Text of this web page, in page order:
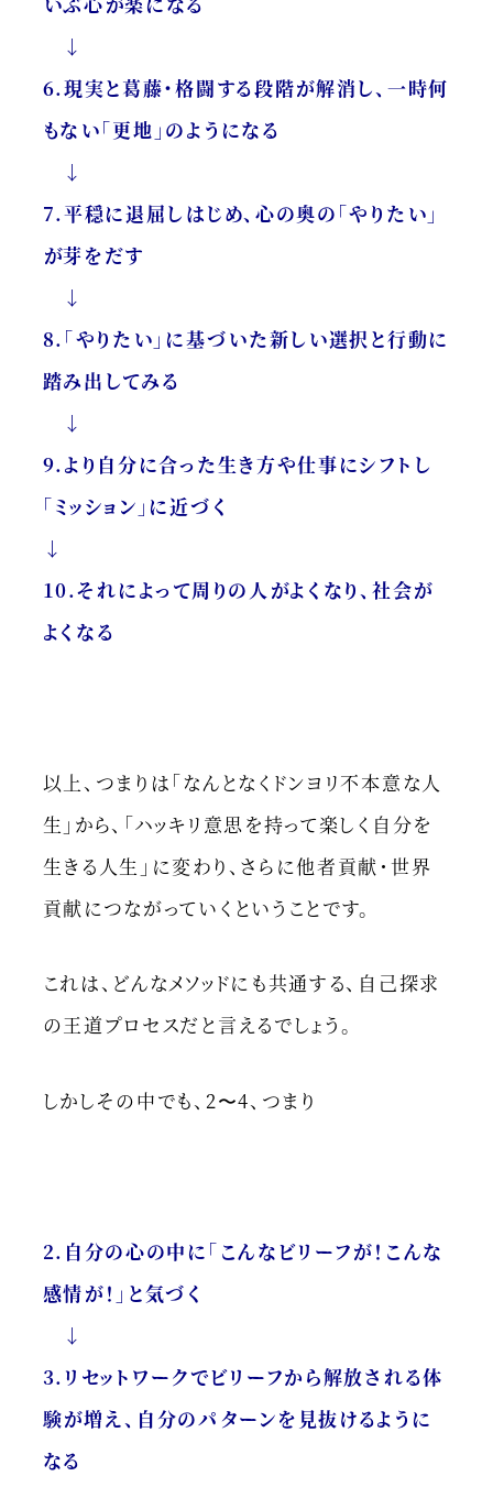
↓
6.現実と葛藤・格闘する段階が解消し、一時何
もない「更地」のようになる
↓
7.平穏に退屈しはじめ、心の奥の「やりたい」
が芽をだす
↓
8.「やりたい」に基づいた新しい選択と行動に
踏み出してみる
↓
9.より自分に合った生き方や仕事にシフトし
「ミッション」に近づく
↓
10.それによって周りの人がよくなり、社会が
よくなる
以上、つまりは「なんとなくドンヨリ不本意な人
生」から、「ハッキリ意思を持って楽しく自分を
生きる人生」に変わり、さらに他者貢献・世界
貢献につながっていくということです。
これは、どんなメソッドにも共通する、自己探求
の王道プロセスだと言えるでしょう。
しかしその中でも、2〜4、つまり
2.自分の心の中に「こんなビリーフが！こんな
感情が！」と気づく
↓
3.リセットワークでビリーフから解放される体
験が増え、自分のパターンを見抜けるように
なる